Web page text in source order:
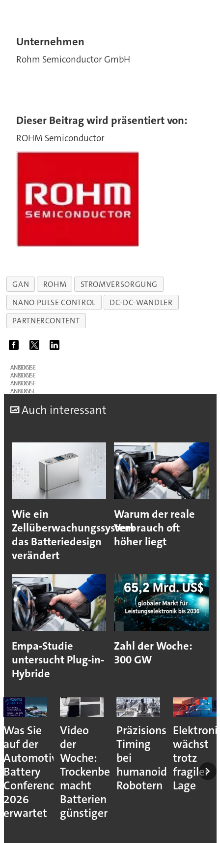
Unternehmen
Rohm Semiconductor GmbH
Dieser Beitrag wird präsentiert von:
ROHM Semiconductor
GAN ROHM
STROMVERSORGUNG
NANO PULSE CONTROL
DC-DC-WANDLER
PARTNERCONTENT
ANZEIGE
ANZEIGE
ANZEIGE
ANZEIGE
Auch interessant
Wie ein
Zellüberwachungssystem
das Batteriedesign
verändert
Warum der reale
Verbrauch oft
höher liegt
Empa‐Studie
untersucht Plug‐in‐
Hybride
Zahl der Woche:
300 GW
Was Sie
auf der
Automotive
Battery
Conference
2026
erwartet
Video
der
Woche:
Trockenbeschichtung
macht
Batterien
günstiger
Präzisions-
Timing
bei
humanoiden
Robotern
wächst
trotz
fragiler
Lage